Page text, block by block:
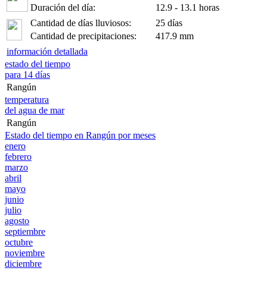
Duración del día:
12.9 - 13.1 horas
Cantidad de días lluviosos:
25 días
Cantidad de precipitaciones:
417.9 mm
información detallada
estado del tiempo
para 14 días
Rangún
temperatura
del agua de mar
Rangún
Estado del tiempo en Rangún por meses
enero
febrero
marzo
abril
mayo
junio
julio
agosto
septiembre
octubre
noviembre
diciembre